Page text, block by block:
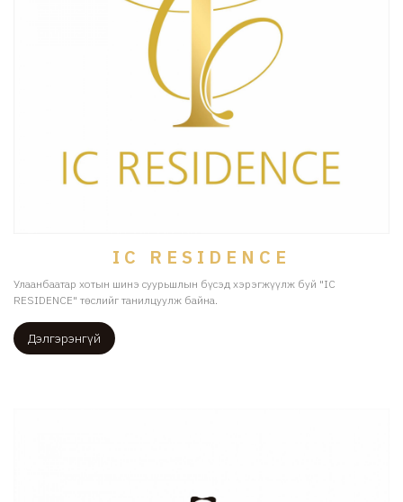
IC RESIDENCE
Улаанбаатар хотын шинэ суурьшлын бүсэд хэрэгжүүлж буй "IC
RESIDENCE" төслийг танилцуулж байна.
Дэлгэрэнгүй